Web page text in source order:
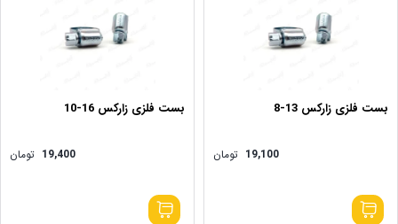
بست فلزی زارکس 13-8
19,100 تومان
بست فلزی زارکس 16-10
19,400 تومان